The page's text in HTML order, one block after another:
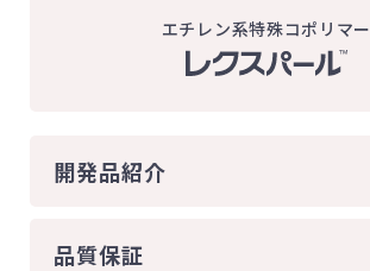
エチレン系特殊コポリマー
開発品紹介
品質保証